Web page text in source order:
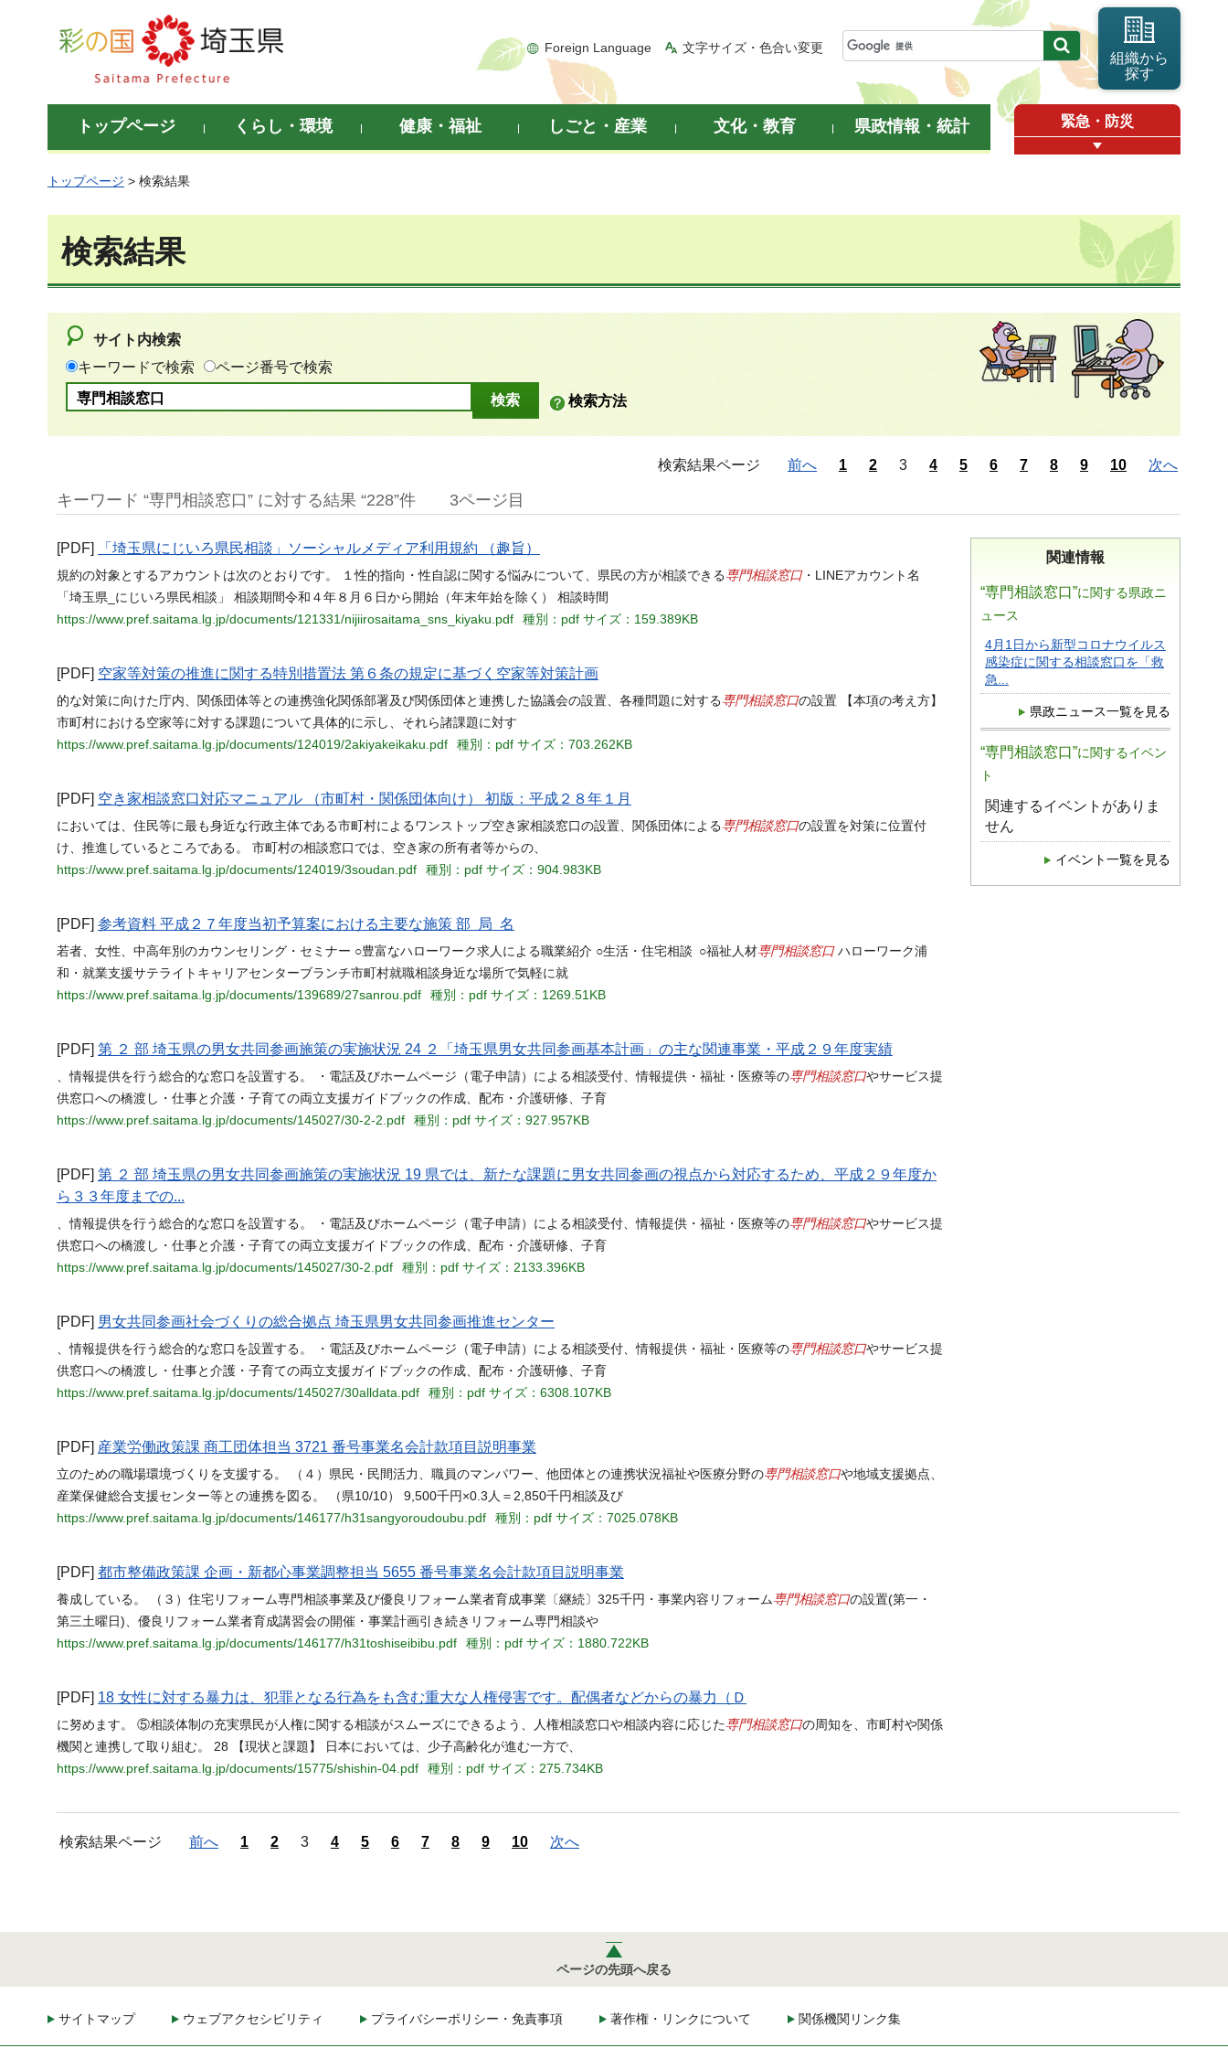
彩の国 埼玉県
Foreign Language 文字サイズ・色合い変更
組織から
探す
トップページ くらし・環境 健康・福祉 しごと・産業 文化・教育 県政情報・統計 緊急・防災
トップページ > 検索結果
検索結果
サイト内検索
キーワードで検索
ページ番号で検索
検索方法
検索結果ページ 前へ 1 2 3 4 5 6 7 8 9 10 次へ
キーワード “専門相談窓口” に対する結果 “228”件 3ページ目
関連情報
“専門相談窓口”に関する県政ニ
ュース
4月1日から新型コロナウイルス
感染症に関する相談窓口を「救
急...
県政ニュース一覧を見る
“専門相談窓口”に関するイベン
ト
関連するイベントがありま
せん
イベント一覧を見る
[PDF] 「埼玉県にじいろ県民相談」ソーシャルメディア利用規約 （趣旨）
規約の対象とするアカウントは次のとおりです。 １性的指向・性自認に関する悩みについて、県民の方が相談できる 専門相談窓口・LINEアカウント名
「埼玉県_にじいろ県民相談」 相談期間令和４年８月６日から開始（年末年始を除く） 相談時間
https://www.pref.saitama.lg.jp/documents/121331/nijiirosaitama_sns_kiyaku.pdf
種別：pdf サイズ：159.389KB
[PDF] 空家等対策の推進に関する特別措置法 第６条の規定に基づく空家等対策計画
的な対策に向けた庁内、関係団体等との連携強化関係部署及び関係団体と連携した協議会の設置、各種問題に対する 専門相談窓口の設置 【本項の考え方】
市町村における空家等に対する課題について具体的に示し、それら諸課題に対す
https://www.pref.saitama.lg.jp/documents/124019/2akiyakeikaku.pdf
種別：pdf サイズ：703.262KB
[PDF] 空き家相談窓口対応マニュアル （市町村・関係団体向け） 初版：平成２８年１月
においては、住民等に最も身近な行政主体である市町村によるワンストップ空き家相談窓口の設置、関係団体による 専門相談窓口の設置を対策に位置付
け、推進しているところである。 市町村の相談窓口では、空き家の所有者等からの、
https://www.pref.saitama.lg.jp/documents/124019/3soudan.pdf
種別：pdf サイズ：904.983KB
[PDF] 参考資料 平成２７年度当初予算案における主要な施策 部 局 名
若者、女性、中高年別のカウンセリング・セミナー ○豊富なハローワーク求人による職業紹介 ○生活・住宅相談 ○福祉人材専門相談窓口ハローワーク浦
和・就業支援サテライトキャリアセンターブランチ市町村就職相談身近な場所で気軽に就
https://www.pref.saitama.lg.jp/documents/139689/27sanrou.pdf
種別：pdf サイズ：1269.51KB
[PDF] 第 ２ 部 埼玉県の男女共同参画施策の実施状況 24 ２「埼玉県男女共同参画基本計画」の主な関連事業・平成２９年度実績
、情報提供を行う総合的な窓口を設置する。 ・電話及びホームページ（電子申請）による相談受付、情報提供・福祉・医療等の専門相談窓口やサービス提
供窓口への橋渡し・仕事と介護・子育ての両立支援ガイドブックの作成、配布・介護研修、子育
https://www.pref.saitama.lg.jp/documents/145027/30-2-2.pdf
種別：pdf サイズ：927.957KB
[PDF] 第 ２ 部 埼玉県の男女共同参画施策の実施状況 19 県では、新たな課題に男女共同参画の視点から対応するため、平成２９年度か
ら３３年度までの...
、情報提供を行う総合的な窓口を設置する。 ・電話及びホームページ（電子申請）による相談受付、情報提供・福祉・医療等の専門相談窓口やサービス提
供窓口への橋渡し・仕事と介護・子育ての両立支援ガイドブックの作成、配布・介護研修、子育
https://www.pref.saitama.lg.jp/documents/145027/30-2.pdf
種別：pdf サイズ：2133.396KB
[PDF] 男女共同参画社会づくりの総合拠点 埼玉県男女共同参画推進センター
、情報提供を行う総合的な窓口を設置する。 ・電話及びホームページ（電子申請）による相談受付、情報提供・福祉・医療等の専門相談窓口やサービス提
供窓口への橋渡し・仕事と介護・子育ての両立支援ガイドブックの作成、配布・介護研修、子育
https://www.pref.saitama.lg.jp/documents/145027/30alldata.pdf
種別：pdf サイズ：6308.107KB
[PDF] 産業労働政策課 商工団体担当 3721 番号事業名会計款項目説明事業
立のための職場環境づくりを支援する。 （４）県民・民間活力、職員のマンパワー、他団体との連携状況福祉や医療分野の専門相談窓口や地域支援拠点、
産業保健総合支援センター等との連携を図る。 （県10/10） 9,500千円×0.3人＝2,850千円相談及び
https://www.pref.saitama.lg.jp/documents/146177/h31sangyoroudoubu.pdf
種別：pdf サイズ：7025.078KB
[PDF] 都市整備政策課 企画・新都心事業調整担当 5655 番号事業名会計款項目説明事業
養成している。 （３）住宅リフォーム専門相談事業及び優良リフォーム業者育成事業〔継続〕325千円・事業内容リフォーム専門相談窓口の設置(第一・
第三土曜日)、優良リフォーム業者育成講習会の開催・事業計画引き続きリフォーム専門相談や
https://www.pref.saitama.lg.jp/documents/146177/h31toshiseibibu.pdf
種別：pdf サイズ：1880.722KB
[PDF] 18 女性に対する暴力は、犯罪となる行為をも含む重大な人権侵害です。配偶者などからの暴力（Ｄ
に努めます。 ⑤相談体制の充実県民が人権に関する相談がスムーズにできるよう、人権相談窓口や相談内容に応じた専門相談窓口の周知を、市町村や関係
機関と連携して取り組む。 28 【現状と課題】 日本においては、少子高齢化が進む一方で、
https://www.pref.saitama.lg.jp/documents/15775/shishin-04.pdf
種別：pdf サイズ：275.734KB
検索結果ページ 前へ 1 2 3 4 5 6 7 8 9 10 次へ
ページの先頭へ戻る
サイトマップ ウェブアクセシビリティ プライバシーポリシー・免責事項 著作権・リンクについて 関係機関リンク集